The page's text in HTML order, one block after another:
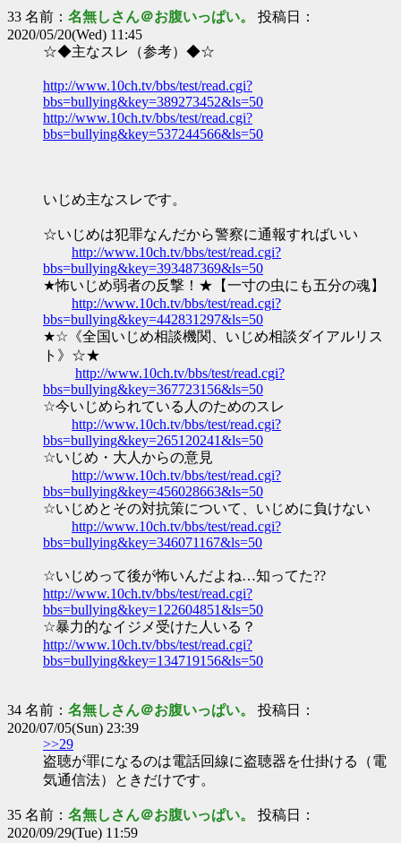
33 名前： 名無しさん＠お腹いっぱい。 投稿日：
2020/05/20(Wed) 11:45
☆◆主なスレ（参考）◆☆
http://www.10ch.tv/bbs/test/read.cgi?
bbs=bullying&key=389273452&ls=50
http://www.10ch.tv/bbs/test/read.cgi?
bbs=bullying&key=537244566&ls=50
いじめ主なスレです。
☆いじめは犯罪なんだから警察に通報すればいい
http://www.10ch.tv/bbs/test/read.cgi?
bbs=bullying&key=393487369&ls=50
★怖いじめ弱者の反撃！★【一寸の虫にも五分の魂】
http://www.10ch.tv/bbs/test/read.cgi?
bbs=bullying&key=442831297&ls=50
★☆《全国いじめ相談機関、いじめ相談ダイアルリス
ト》☆★
http://www.10ch.tv/bbs/test/read.cgi?
bbs=bullying&key=367723156&ls=50
☆今いじめられている人のためのスレ
http://www.10ch.tv/bbs/test/read.cgi?
bbs=bullying&key=265120241&ls=50
☆いじめ・大人からの意見
http://www.10ch.tv/bbs/test/read.cgi?
bbs=bullying&key=456028663&ls=50
☆いじめとその対抗策について、いじめに負けない
http://www.10ch.tv/bbs/test/read.cgi?
bbs=bullying&key=346071167&ls=50
☆いじめって後が怖いんだよね…知ってた??
http://www.10ch.tv/bbs/test/read.cgi?
bbs=bullying&key=122604851&ls=50
☆暴力的なイジメ受けた人いる？
http://www.10ch.tv/bbs/test/read.cgi?
bbs=bullying&key=134719156&ls=50
34 名前： 名無しさん＠お腹いっぱい。 投稿日：
2020/07/05(Sun) 23:39
>>29
盗聴が罪になるのは電話回線に盗聴器を仕掛ける（電
気通信法）ときだけです。
35 名前： 名無しさん＠お腹いっぱい。 投稿日：
2020/09/29(Tue) 11:59